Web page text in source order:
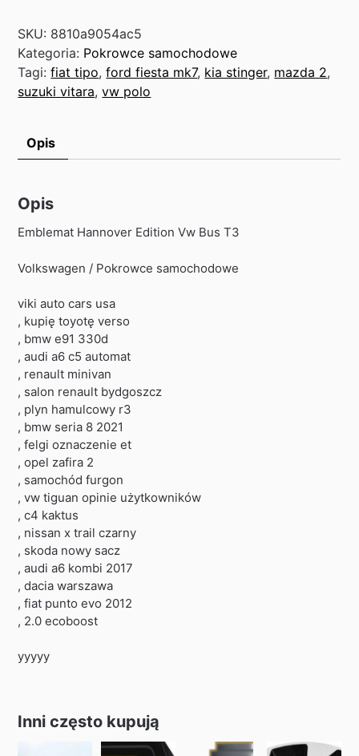
SKU: 8810a9054ac5
Kategoria: Pokrowce samochodowe
Tagi:fiat tipo,ford fiesta mk7, kia stinger, mazda 2,
suzuki vitara,vw polo
Opis
Opis
Emblemat Hannover Edition Vw Bus T3
Volkswagen / Pokrowce samochodowe
viki auto cars usa
, kupię toyotę verso
, bmw e91 330d
, audi a6 c5 automat
, renault minivan
, salon renault bydgoszcz
, plyn hamulcowy r3
, bmw seria 8 2021
, felgi oznaczenie et
, opel zafira 2
, samochód furgon
, vw tiguan opinie użytkowników
, c4 kaktus
, nissan x trail czarny
, skoda nowy sacz
, audi a6 kombi 2017
, dacia warszawa
, fiat punto evo 2012
, 2.0 ecoboost
yyyyy
Inni często kupują